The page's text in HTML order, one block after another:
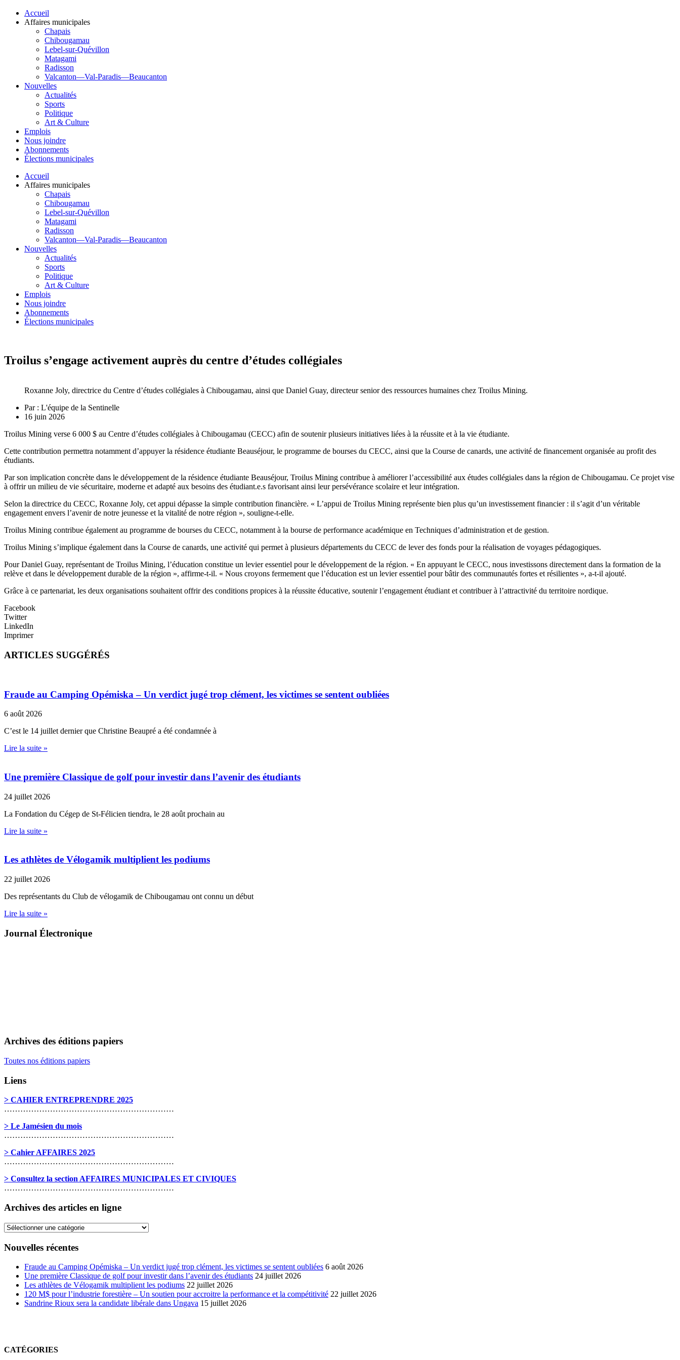
Accueil
Affaires municipales
Chapais
Chibougamau
Lebel-sur-Quévillon
Matagami
Radisson
Valcanton—Val-Paradis—Beaucanton
Nouvelles
Actualités
Sports
Politique
Art & Culture
Emplois
Nous joindre
Abonnements
Élections municipales
Accueil
Affaires municipales
Chapais
Chibougamau
Lebel-sur-Quévillon
Matagami
Radisson
Valcanton—Val-Paradis—Beaucanton
Nouvelles
Actualités
Sports
Politique
Art & Culture
Emplois
Nous joindre
Abonnements
Élections municipales
Troilus s’engage activement auprès du centre d’études collégiales
Roxanne Joly, directrice du Centre d’études collégiales à Chibougamau, ainsi que Daniel Guay, directeur senior des ressources humaines chez Troilus Mining.
Par : L'équipe de la Sentinelle
16 juin 2026
Troilus Mining verse 6 000 $ au Centre d’études collégiales à Chibougamau (CECC) afin de soutenir plusieurs initiatives liées à la réussite et à la vie étudiante.
Cette contribution permettra notamment d’appuyer la résidence étudiante Beauséjour, le programme de bourses du CECC, ainsi que la Course de canards, une activité de financement organisée au profit des
étudiants.
Par son implication concrète dans le développement de la résidence étudiante Beauséjour, Troilus Mining contribue à améliorer l’accessibilité aux études collégiales dans la région de Chibougamau. Ce projet vise
à offrir un milieu de vie sécuritaire, moderne et adapté aux besoins des étudiant.e.s favorisant ainsi leur persévérance scolaire et leur intégration.
Selon la directrice du CECC, Roxanne Joly, cet appui dépasse la simple contribution financière. « L’appui de Troilus Mining représente bien plus qu’un investissement financier : il s’agit d’un véritable
engagement envers l’avenir de notre jeunesse et la vitalité de notre région », souligne-t-elle.
Troilus Mining contribue également au programme de bourses du CECC, notamment à la bourse de performance académique en Techniques d’administration et de gestion.
Troilus Mining s’implique également dans la Course de canards, une activité qui permet à plusieurs départements du CECC de lever des fonds pour la réalisation de voyages pédagogiques.
Pour Daniel Guay, représentant de Troilus Mining, l’éducation constitue un levier essentiel pour le développement de la région. « En appuyant le CECC, nous investissons directement dans la formation de la
relève et dans le développement durable de la région », affirme-t-il. « Nous croyons fermement que l’éducation est un levier essentiel pour bâtir des communautés fortes et résilientes », a-t-il ajouté.
Grâce à ce partenariat, les deux organisations souhaitent offrir des conditions propices à la réussite éducative, soutenir l’engagement étudiant et contribuer à l’attractivité du territoire nordique.
Facebook
Twitter
LinkedIn
Imprimer
ARTICLES SUGGÉRÉS
Fraude au Camping Opémiska – Un verdict jugé trop clément, les victimes se sentent oubliées
6 août 2026
C’est le 14 juillet dernier que Christine Beaupré a été condamnée à
Lire la suite »
Une première Classique de golf pour investir dans l’avenir des étudiants
24 juillet 2026
La Fondation du Cégep de St-Félicien tiendra, le 28 août prochain au
Lire la suite »
Les athlètes de Vélogamik multiplient les podiums
22 juillet 2026
Des représentants du Club de vélogamik de Chibougamau ont connu un début
Lire la suite »
Journal Électronique
Archives des éditions papiers
Toutes nos éditions papiers
Liens
> CAHIER ENTREPRENDRE 2025
………………………………………………………
> Le Jamésien du mois
………………………………………………………
> Cahier AFFAIRES 2025
………………………………………………………
> Consultez la section AFFAIRES MUNICIPALES ET CIVIQUES
………………………………………………………
Archives des articles en ligne
Archives
articles
Nouvelles récentes
Fraude au Camping Opémiska – Un verdict jugé trop clément, les victimes se sentent oubliées 6 août 2026
Une première Classique de golf pour investir dans l’avenir des étudiants 24 juillet 2026
Les athlètes de Vélogamik multiplient les podiums 22 juillet 2026
120 M$ pour l’industrie forestière – Un soutien pour accroitre la performance et la compétitivité 22 juillet 2026
Sandrine Rioux sera la candidate libérale dans Ungava 15 juillet 2026
CATÉGORIES